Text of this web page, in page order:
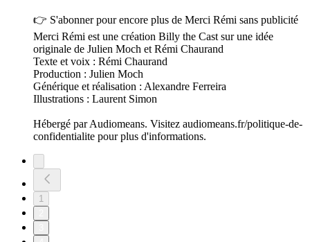
👉 S'abonner pour encore plus de Merci Rémi sans publicité
Merci Rémi est une création Billy the Cast sur une idée
originale de Julien Moch et Rémi Chaurand
Texte et voix : Rémi Chaurand
Production : Julien Moch
Générique et réalisation : Alexandre Ferreira
Illustrations : Laurent Simon
Hébergé par Audiomeans. Visitez audiomeans.fr/politique-de-
confidentialite pour plus d'informations.
1